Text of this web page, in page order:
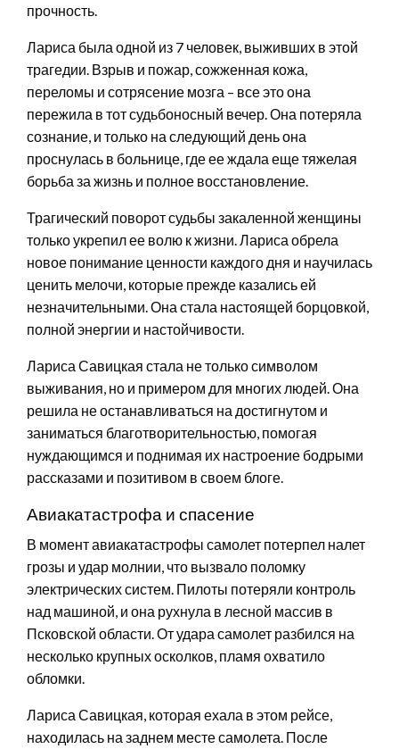
прочность.
Лариса была одной из 7 человек, выживших в этой
трагедии. Взрыв и пожар, сожженная кожа,
переломы и сотрясение мозга – все это она
пережила в тот судьбоносный вечер. Она потеряла
сознание, и только на следующий день она
проснулась в больнице, где ее ждала еще тяжелая
борьба за жизнь и полное восстановление.
Трагический поворот судьбы закаленной женщины
только укрепил ее волю к жизни. Лариса обрела
новое понимание ценности каждого дня и научилась
ценить мелочи, которые прежде казались ей
незначительными. Она стала настоящей борцовкой,
полной энергии и настойчивости.
Лариса Савицкая стала не только символом
выживания, но и примером для многих людей. Она
решила не останавливаться на достигнутом и
заниматься благотворительностью, помогая
нуждающимся и поднимая их настроение бодрыми
рассказами и позитивом в своем блоге.
Авиакатастрофа и спасение
В момент авиакатастрофы самолет потерпел налет
грозы и удар молнии, что вызвало поломку
электрических систем. Пилоты потеряли контроль
над машиной, и она рухнула в лесной массив в
Псковской области. От удара самолет разбился на
несколько крупных осколков, пламя охватило
обломки.
Лариса Савицкая, которая ехала в этом рейсе,
находилась на заднем месте самолета. После